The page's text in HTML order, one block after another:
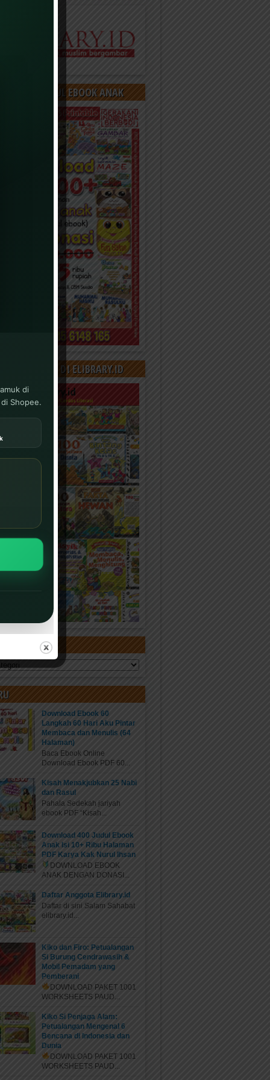
400 JUDUL EBOOK ANAK
KONTEN DI ELIBRARY.ID
Download Ebook 60
Langkah 60 Hari Aku Pintar
Membaca dan Menulis (64
Halaman)
Baca Ebook Online
Download Ebook PDF 60...
Kisah Menakjubkan 25 Nabi
dan Rasul
Pahala Sedekah jariyah
ebook PDF “Kisah...
Download 400 Judul Ebook
Anak Isi 10+ Ribu Halaman
PDF Karya Kak Nurul Ihsan
DOWNLOAD EBOOK
ANAK DENGAN DONASI...
Daftar Anggota Elibrary.id
Daftar di sini Salam Sahabat
elibrary.id...
Kiko dan Firo: Petualangan
Si Burung Cendrawasih &
Mobil Pemadam yang
Pemberani
DOWNLOAD PAKET 1001
WORKSHEETS PAUD...
Kiko Si Penjaga Alam:
Petualangan Mengenal 6
Bencana di Indonesia dan
Dunia
DOWNLOAD PAKET 1001
WORKSHEETS PAUD...
di
Shopee.